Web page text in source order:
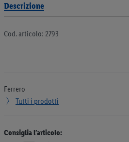
Descrizione
Cod. articolo: 2793
Ferrero
Tutti i prodotti
Consiglia l’articolo: